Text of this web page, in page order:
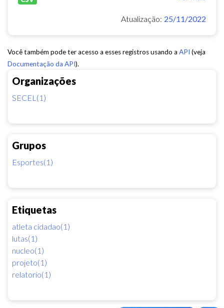
Organizações
SECEL(1)
Grupos
Esportes(1)
Etiquetas
atleta cidadao(1)
lutas(1)
nucleo(1)
projeto(1)
relatorio(1)
Atualização: 25/11/2022
Você também pode ter acesso a esses registros usando a API (veja
Documentação da API).